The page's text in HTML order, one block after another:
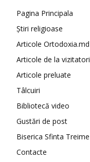
Pagina Principala
Știri religioase
Articole Ortodoxia.md
Articole de la vizitatori
Articole preluate
Tâlcuiri
Bibliotecă video
Gustări de post
Biserica Sfinta Treime
Contacte